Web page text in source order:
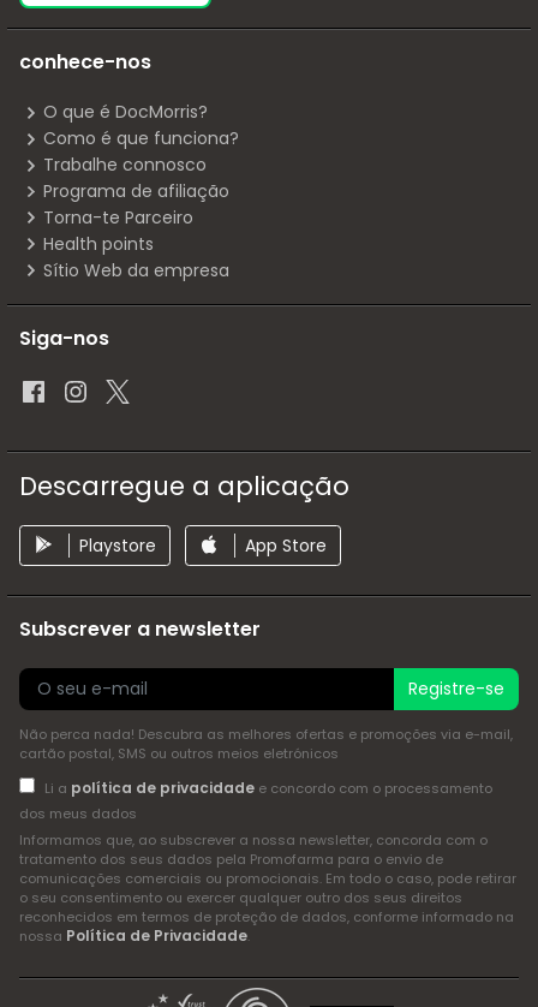
conhece-nos
O que é DocMorris?
Como é que funciona?
Trabalhe connosco
Programa de afiliação
Torna-te Parceiro
Health points
Sítio Web da empresa
Siga-nos
Descarregue a aplicação
Playstore App Store
Subscrever a newsletter
Registre-se
Não perca nada! Descubra as melhores ofertas e promoções via e-mail,
cartão postal, SMS ou outros meios eletrónicos
Li a política de privacidadee concordo com o processamento
dos meus dados
Informamos que, ao subscrever a nossa newsletter, concorda com o
tratamento dos seus dados pela Promofarma para o envio de
comunicações comerciais ou promocionais. Em todo o caso, pode retirar
o seu consentimento ou exercer qualquer outro dos seus direitos
reconhecidos em termos de proteção de dados, conforme informado na
nossa Política de Privacidade.